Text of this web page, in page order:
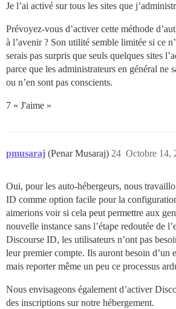
Je l’ai activé sur tous les sites que
Prévoyez-vous d’activer cette méthode
à l’avenir ? Son utilité semble limitée si ce
serais pas surpris que seuls quelques sites
parce que les administrateurs en général ne
ou n’en sont pas conscients.
7 « J'aime »
pmusaraj (Penar Musaraj) Octobre 14,
24
Oui, pour les auto-hébergeurs, nous
ID comme option facile pour la
aimerions voir si cela peut permettre aux
nouvelle instance sans l’étape redoutée de
Discourse ID, les utilisateurs n’ont pas
leur premier compte. Ils auront besoin d’un
mais reporter même un peu ce processus
Nous envisageons également d’activer
des inscriptions sur notre hébergement.